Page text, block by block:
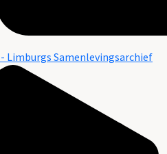
Limburgs Samenlevingsarchief